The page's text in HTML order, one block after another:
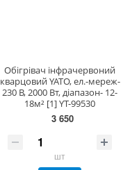
Обігрівач інфрачервоний
кварцовий YATO, ел.-мереж-
230 В, 2000 Вт, діапазон- 12-
18м² [1] YT-99530
3 650
шт